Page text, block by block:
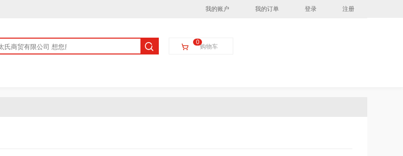
我的账户 我的订单 登录 注册
购物车
0